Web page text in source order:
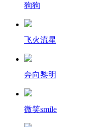
狗狗
飞火流星
奔向黎明
微笑smile